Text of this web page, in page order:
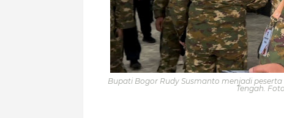
Bupati Bogor Rudy Susmanto menjadi
Tengah.